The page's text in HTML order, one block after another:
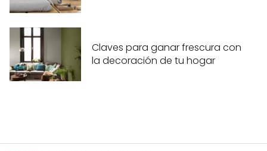
Claves para ganar frescura con
la decoración de tu hogar